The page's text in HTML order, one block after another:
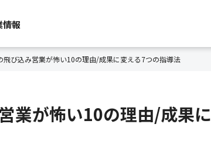
情報
飛び込み営業が怖い10の理由/成果に変える7つの指導法
業が怖い10の理由/成果に